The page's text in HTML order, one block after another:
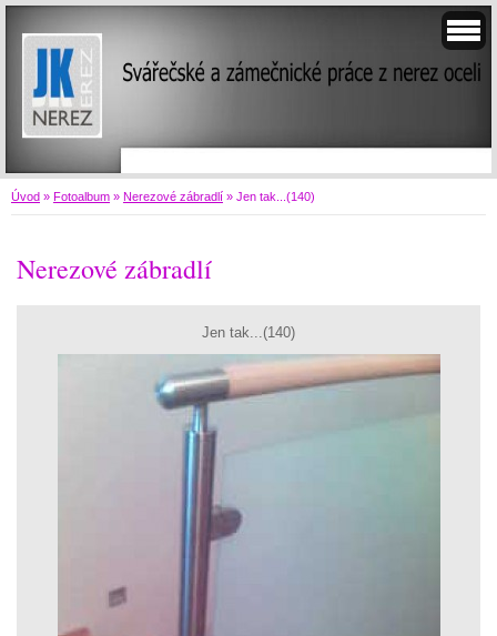
Úvod » Fotoalbum » Nerezové zábradlí » Jen tak...(140)
Nerezové zábradlí
Jen tak...(140)